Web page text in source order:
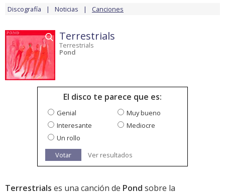
Discografía Noticias Canciones
Terrestrials
Terrestrials
Pond
El disco te parece que es:
Genial
Muy bueno
Interesante
Mediocre
Un rollo
Votar
Ver resultados
Terrestrials es una canción de Pond sobre la